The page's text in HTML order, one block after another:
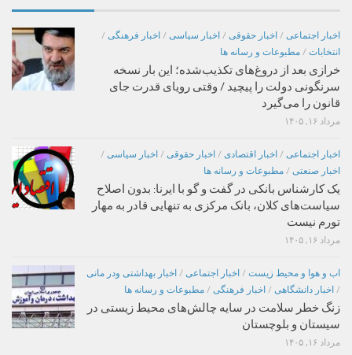
اخبار اجتماعی / اخبار حقوقی / اخبار سیاسی / اخبار فرهنگی /
انتخابات / مطبوعات و رسانه ها
خرازی بعد از دروغ‌های تکذیب‌شده؛ این بار نسخه
سرنگونی دولت را پیچید / وقتی رویای قدرت جای
قانون را می‌گیرد
مرداد ۱۶, ۱۴۰۵
اخبار اجتماعی / اخبار اقتصادی / اخبار حقوقی / اخبار سیاسی /
اخبار صنعتی / مطبوعات و رسانه ها
یک کارشناس بانکی در گفت و گو با ایرنا: بدون اصلاح
سیاست‌های کلان، بانک مرکزی به تنهایی قادر به مهار
تورم نیست
مرداد ۱۶, ۱۴۰۵
اب و هوا و محیط زیست / اخبار اجتماعی / اخبار بهداشتی ودر مانی
/ اخبار دانشگاهی / اخبار فرهنگی / مطبوعات و رسانه ها
زنگ خطر سلامت در سایه چالش‌های محیط زیستی در
سیستان و بلوچستان
مرداد ۱۶, ۱۴۰۵